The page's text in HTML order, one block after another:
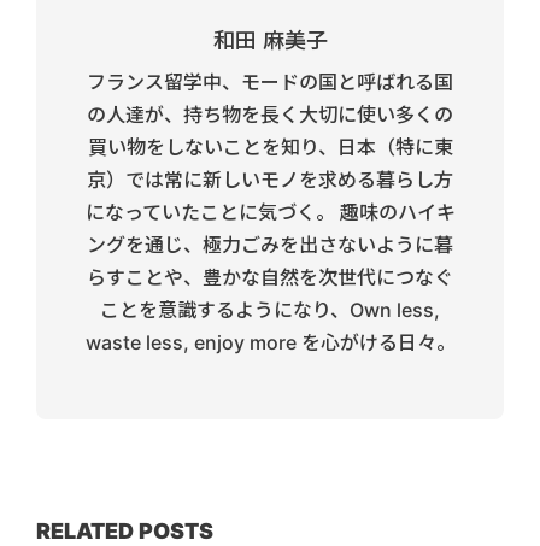
和田 麻美子
フランス留学中、モードの国と呼ばれる国
の人達が、持ち物を長く大切に使い多くの
買い物をしないことを知り、日本（特に東
京）では常に新しいモノを求める暮らし方
になっていたことに気づく。 趣味のハイキ
ングを通じ、極力ごみを出さないように暮
らすことや、豊かな自然を次世代につなぐ
ことを意識するようになり、Own less,
waste less, enjoy more を心がける日々。
RELATED POSTS